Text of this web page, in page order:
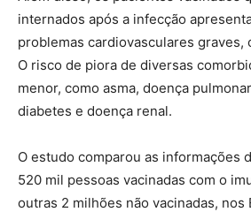
internados após a infecção
problemas cardiovasculares graves,
O risco de piora de diversas
menor, como asma, doença
diabetes e doença renal.
O estudo comparou as informações
520 mil pessoas vacinadas com o
outras 2 milhões não vacinadas, nos